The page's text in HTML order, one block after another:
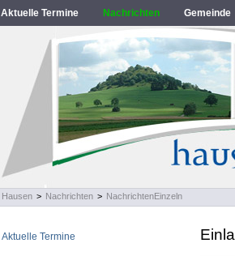
Aktuelle Termine Nachrichten Gemeinde
Hausen > Nachrichten > NachrichtenEinzeln
Aktuelle Termine